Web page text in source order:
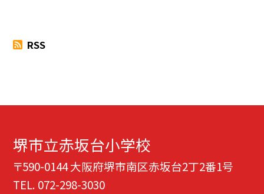
RSS
堺市立赤坂台小学校
〒590-0144 大阪府堺市南区赤坂台2丁2番1号
TEL. 072-298-3030